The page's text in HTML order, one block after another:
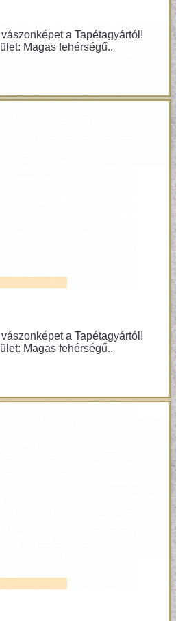
a Tapétagyártól!
Magas fehérségű..
a Tapétagyártól!
Magas fehérségű..